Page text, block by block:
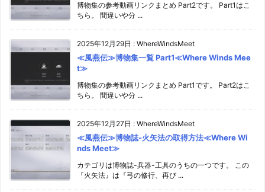
博物集の参考動画リンクまとめ Part2です。 Part1はこ
ちら。 間違いや分 ...
2025年12月29日 : WhereWindsMeet
≪風燕伝≫博物集一覧 Part1≪Where Winds Mee
t≫
博物集の参考動画リンクまとめ Part1です。 Part2はこ
ちら。 間違いや分 ...
2025年12月27日 : WhereWindsMeet
≪風燕伝≫博物誌-火矢法の取得方法≪Where Wi
nds Meet≫
カテゴリは博物誌-兵器-工具のうちの一つです。 この
『火矢法』は『弓の修行、再び ...